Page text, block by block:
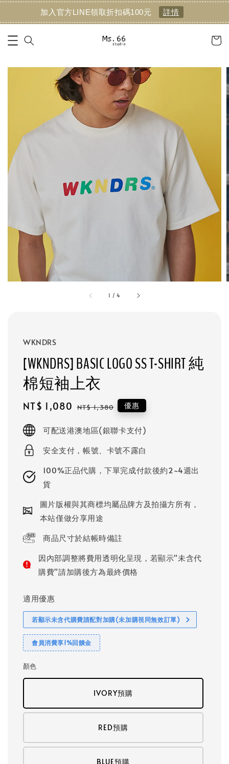
加入官方LINE領取折扣碼100元 詳情
1 /4
WKNDRS
[WKNDRS] BASIC LOGO SS T-SHIRT 純
棉短袖上衣
Sale
NT$ 1,080 Regular
NT$ 1,380 優惠
可配送港澳地區(銀聯卡支付)
安全支付，帳號、卡號不露白
100%正品代購，下單完成付款後約2~4週出
貨
圖片版權與其商標均屬品牌方及拍攝方所有，
本站僅做分享用途
商品尺寸於結帳時備註
因內部調整將費用透明化呈現，若顯示"未含代
購費"請加購後方為最終價格
適用優惠
若顯示未含代購費請配對加購(未加購視同無效訂單)
會員消費享1%回饋金
顏色
IVORY預購
RED預購
BLUE預購